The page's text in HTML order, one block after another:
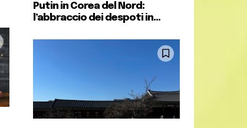
Putin in Corea del Nord:
l’abbraccio dei despoti in...